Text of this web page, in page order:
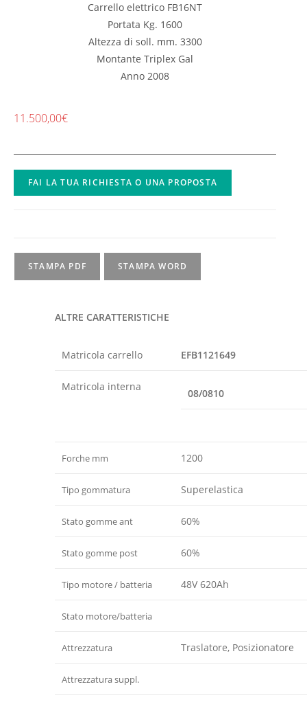
Carrello elettrico FB16NT
Portata Kg. 1600
Altezza di soll. mm. 3300
Montante Triplex Gal
Anno 2008
11.500,00€
FAI LA TUA RICHIESTA O UNA PROPOSTA
STAMPA PDF STAMPA WORD
ALTRE CARATTERISTICHE
Matricola carrello EFB1121649
Matricola interna
08/0810
Forche mm 1200
Tipo gommatura Superelastica
Stato gomme ant 60%
Stato gomme post 60%
Tipo motore / batteria 48V 620Ah
Stato motore/batteria
Attrezzatura Traslatore, Posizionatore
Attrezzatura suppl.